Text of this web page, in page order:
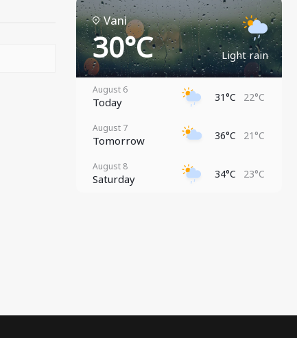
Vani
30°C Light rain
August 6
Today 31°C 22°C
August 7
Tomorrow 36°C 21°C
August 8
Saturday 34°C 23°C